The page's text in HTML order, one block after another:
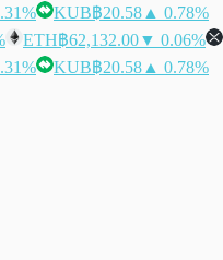
KUB฿20.58 ▲ 0.78%
ETH฿62,132.00▼ 0.06%
KUB฿20.58 ▲ 0.78%